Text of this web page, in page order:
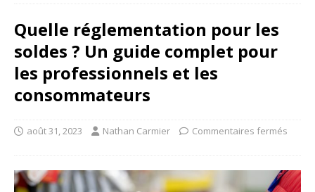
Quelle réglementation pour les
soldes ? Un guide complet pour
les professionnels et les
consommateurs
août 31, 2023 Nathan Carmier Commentaires fermés